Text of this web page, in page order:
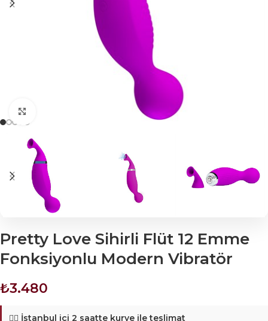
Pretty Love Sihirli Flüt 12 Emme
Fonksiyonlu Modern Vibratör
₺3.480
🚴‍♂️ İstanbul içi 2 saatte kurye ile teslimat